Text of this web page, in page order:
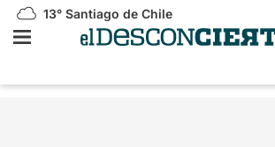
13° Santiago de Chile